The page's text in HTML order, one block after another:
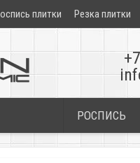
плитки Резка плитки
РОСПИСЬ